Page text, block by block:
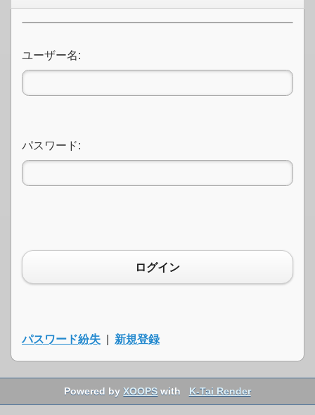
ユーザー名:
パスワード:
ログイン
パスワード紛失 新規登録
Powered byXOOPS with K-Tai Render